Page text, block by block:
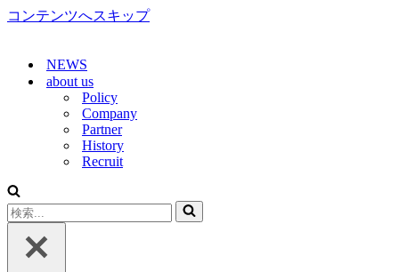
コンテンツへスキップ
NEWS
about us
Policy
Company
Partner
History
Recruit
検
索...